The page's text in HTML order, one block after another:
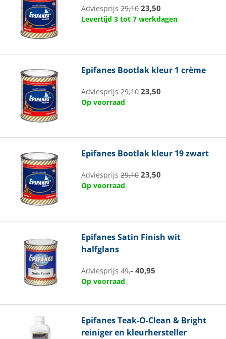
Adviesprijs29,10 23,50
Levertijd 3 tot 7 werkdagen
Epifanes Bootlak kleur 1 crème
Adviesprijs29,10 23,50
Op voorraad
Epifanes Bootlak kleur 19 zwart
Adviesprijs29,10 23,50
Op voorraad
EpifanesSatin Finish wit
halfglans
Adviesprijs49,- 40,95
Op voorraad
EpifanesTeak-O-Clean & Bright
reiniger en kleurhersteller